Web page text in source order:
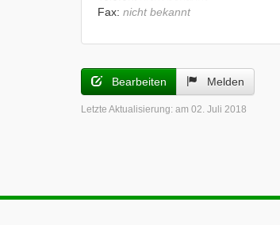
Fax: nicht bekannt
Bearbeiten Melden
Letzte Aktualisierung: am 02. Juli 2018